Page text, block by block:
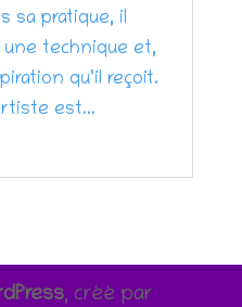
sa pratique, il
une technique et,
qu’il reçoit.
est...
, créé par